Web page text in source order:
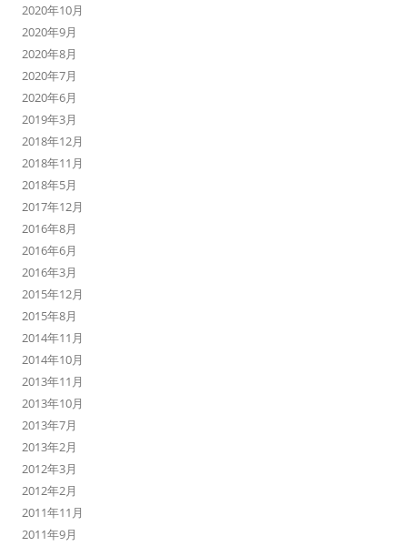
2020年10月
2020年9月
2020年8月
2020年7月
2020年6月
2019年3月
2018年12月
2018年11月
2018年5月
2017年12月
2016年8月
2016年6月
2016年3月
2015年12月
2015年8月
2014年11月
2014年10月
2013年11月
2013年10月
2013年7月
2013年2月
2012年3月
2012年2月
2011年11月
2011年9月